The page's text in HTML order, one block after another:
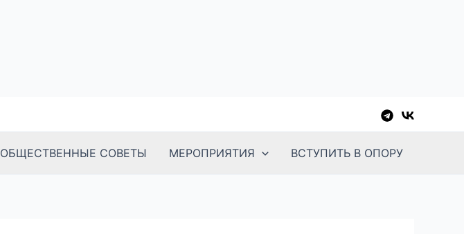
ОБЩЕСТВЕННЫЕ СОВЕТЫ МЕРОПРИЯТИЯ ВСТУПИТЬ В ОПОРУ